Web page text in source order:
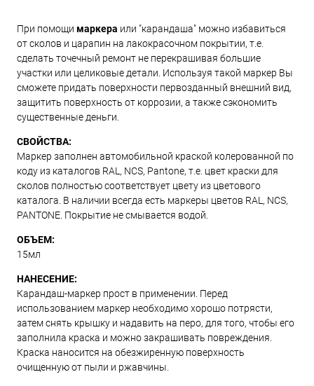
При помощи маркера или "карандаша" можно избавиться
от сколов и царапин на лакокрасочном покрытии, т.е.
сделать точечный ремонт не перекрашивая большие
участки или целиковые детали. Используя такой маркер Вы
сможете придать поверхности первозданный внешний вид,
защитить поверхность от коррозии, а также сэкономить
существенные деньги.
СВОЙСТВА:
Маркер заполнен автомобильной краской колерованной по
коду из каталогов RAL, NCS, Pantone, т.е. цвет краски для
сколов полностью соответствует цвету из цветового
каталога. В наличии всегда есть маркеры цветов RAL, NCS,
PANTONE. Покрытие не смывается водой.
ОБЪЕМ:
15мл
НАНЕСЕНИЕ:
Карандаш-маркер прост в применении. Перед
использованием маркер необходимо хорошо потрясти,
затем снять крышку и надавить на перо, для того, чтобы его
заполнила краска и можно закрашивать повреждения.
Краска наносится на обезжиренную поверхность
очищенную от пыли и ржавчины.